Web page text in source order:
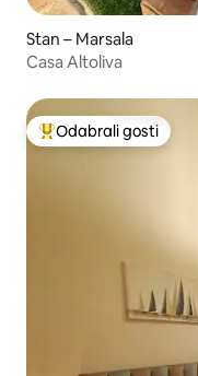
Stan – Marsala
Casa Altoliva
Među najviše
Odabrali gosti